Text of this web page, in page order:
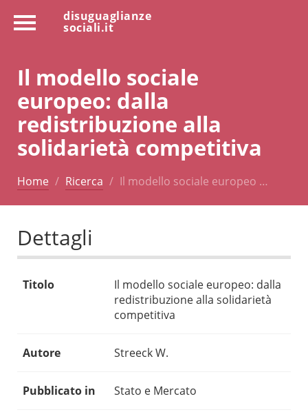
disuguaglianze
sociali.it
Il modello sociale
europeo: dalla
redistribuzione alla
solidarietà competitiva
Home Ricerca Il modello sociale europeo …
Dettagli
Titolo
Il modello sociale europeo: dalla
redistribuzione alla solidarietà
competitiva
Autore Streeck W.
Pubblicato in Stato e Mercato